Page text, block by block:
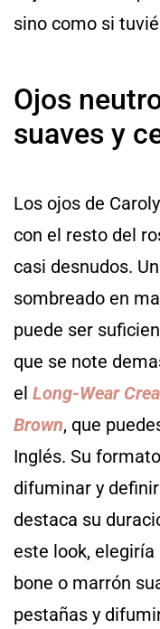
sino como si
Ojos
suaves y
Los ojos de
con el resto del
casi desnudos.
sombreado en
puede ser
que se note
el Long-Wear
Brown, que
Inglés. Su
difuminar y
destaca su
este look,
bone o marrón
pestañas y